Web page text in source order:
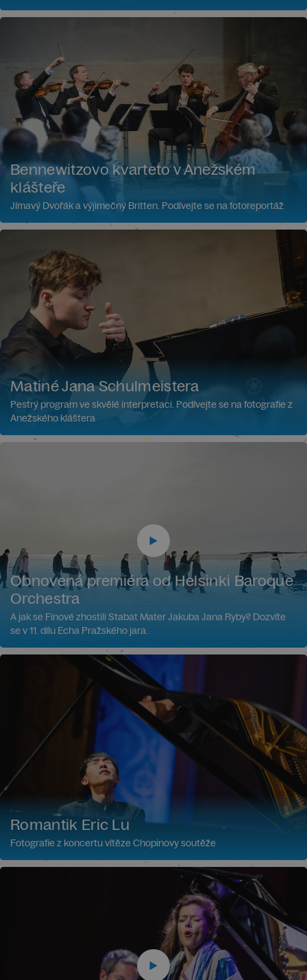
Bennewitzovo kvarteto v Anežském
klášteře
Jímavý Dvořák a výjimečný Britten. Podívejte se na fotoreportáž
Matiné Jana Schulmeistera
Pestrý program ve skvělé interpretaci. Podívejte se na fotografie z
Anežského kláštera
Obnovená premiéra od Helsinki Baroque
Orchestra
A jak se Finové zhostili Stabat Mater Jakuba Jana Ryby? Dozvíte
se v 11. dílu Echa Pražského jara.
Romantik Eric Lu
Fotografie z koncertu vítěze Chopinovy soutěže